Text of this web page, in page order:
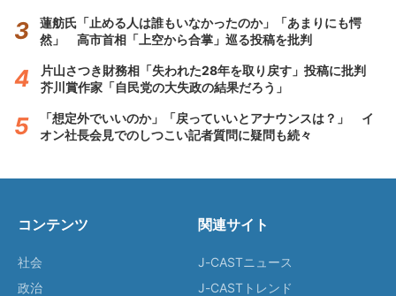
蓮舫氏「止める人は誰もいなかったのか」「あまりにも愕
然」 高市首相「上空から合掌」巡る投稿を批判
片山さつき財務相「失われた28年を取り戻す」投稿に批判
芥川賞作家「自民党の大失政の結果だろう」
「想定外でいいのか」「戻っていいとアナウンスは？」 イ
オン社長会見でのしつこい記者質問に疑問も続々
コンテンツ
社会
政治
関連サイト
J-CASTニュース
J-CASTトレンド